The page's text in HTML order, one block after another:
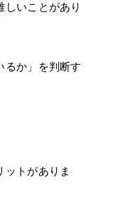
いことがあり
るか」を判断す
トがありま